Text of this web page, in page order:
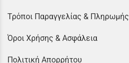
Τρόποι Παραγγελίας & Πληρωμής
Όροι Χρήσης & Ασφάλεια
Πολιτική Απορρήτου